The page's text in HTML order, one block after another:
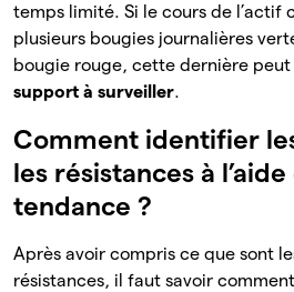
temps limité. Si le cours de l’actif
plusieurs bougies journalières
bougie rouge, cette dernière peut
support à surveiller.
Comment identifier
les résistances à
tendance ?
Après avoir compris ce que sont
résistances, il faut savoir